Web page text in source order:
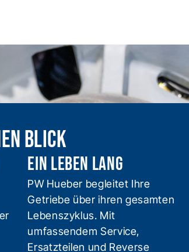
blick
Ein Leben lang
PW Hueber begleitet Ihre
Getriebe über ihren gesamten
Lebenszyklus. Mit
umfassendem Service,
Ersatzteilen und Reverse